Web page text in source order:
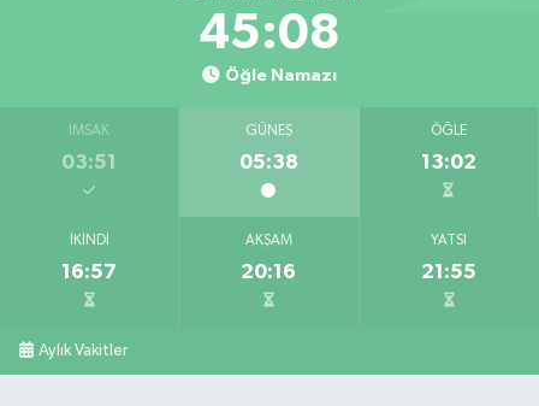
45:07
Öğle Namazı
İMSAK
03:51
GÜNEŞ
05:38
ÖĞLE
13:02
İKINDI
16:57
AKŞAM
20:16
YATSI
21:55
Aylık Vakitler